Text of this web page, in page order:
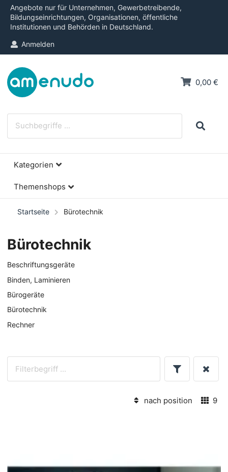
Angebote nur für Unternehmen, Gewerbetreibende,
Bildungseinrichtungen, Organisationen, öffentliche
Institutionen und Behörden in Deutschland.
Anmelden
0,00 €
Kategorien
Themenshops
Startseite Bürotechnik
Bürotechnik
Beschriftungsgeräte
Binden, Laminieren
Bürogeräte
Bürotechnik
Rechner
9
nach position